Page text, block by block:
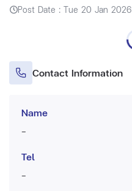
Post Date : Tue 20 Jan 2026
Contact Information
Name
-
Tel
-